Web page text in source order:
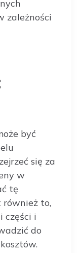
zależności
być
się za
w
tę
również to,
części i
do